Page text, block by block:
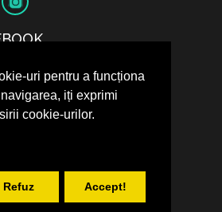
uri pentru a funcționa
iți exprimi
cookie-urilor.
Refuz Accept!